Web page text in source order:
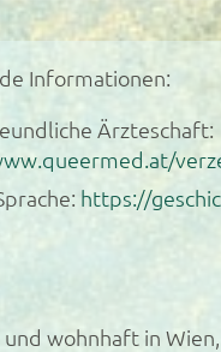
Informationen:
Ärzteschaft:
https://
wohnhaft in